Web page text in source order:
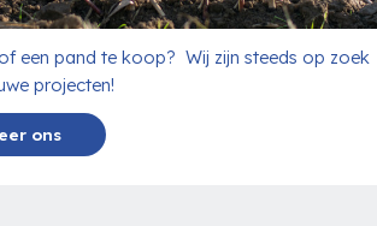
een pand te koop? Wij zijn steeds op zoek
projecten!
ons